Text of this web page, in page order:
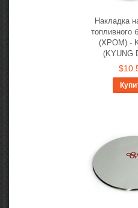
Накладка
топливного
(ХРОМ) -
(KYUNG